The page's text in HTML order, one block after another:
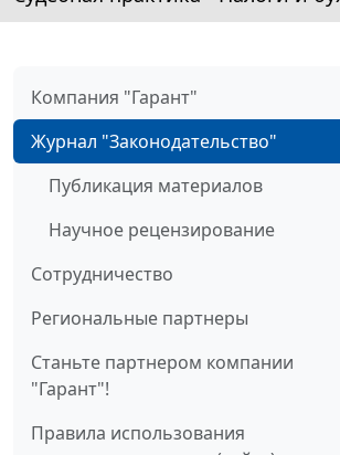
Компания "Гарант"
Журнал "Законодательство"
Публикация материалов
Научное рецензирование
Cотрудничество
Региональные партнеры
Станьте партнером компании
"Гарант"!
Правила использования